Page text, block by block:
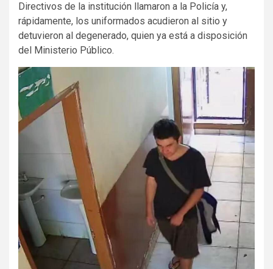
Directivos de la institución llamaron a la Policía y,
rápidamente, los uniformados acudieron al sitio y
detuvieron al degenerado, quien ya está a disposición
del Ministerio Público.